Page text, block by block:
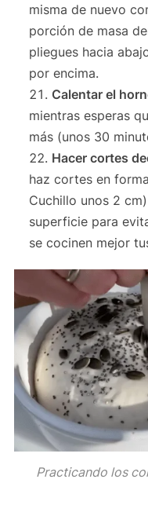
misma de nuevo
porción de masa
pliegues hacia
por encima.
Calentar el
mientras esperas
más (unos 30
Hacer cortes
haz cortes en
Cuchillo unos 2
superficie para
se cocinen mejor
Practicando los